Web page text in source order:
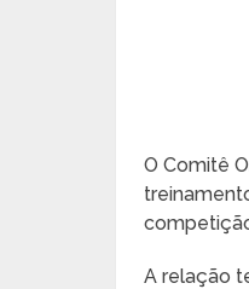
O Comitê
A relação